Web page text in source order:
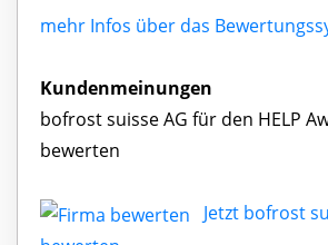
mehr Infos über das
Kundenmeinungen
bofrost suisse AG für den HELP
bewerten
Jetzt bofrost